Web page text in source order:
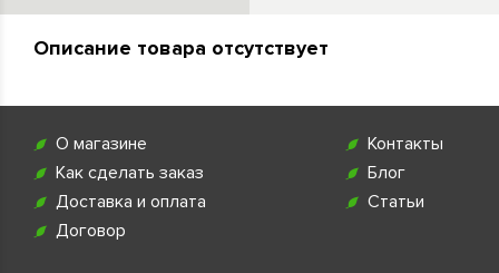
Описание товара отсутствует
О магазине
Как сделать заказ
Доставка и оплата
Договор
Контакты
Блог
Статьи